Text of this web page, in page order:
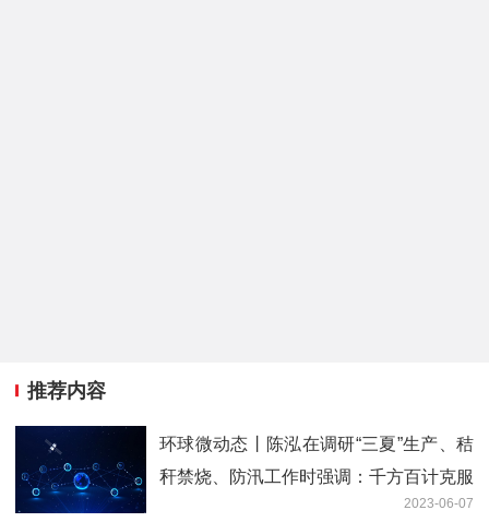
推荐内容
环球微动态丨陈泓在调研“三夏”生产、秸
秆禁烧、防汛工作时强调：千方百计克服
困难 确保粮食应收尽收|天天观点2023-06-07